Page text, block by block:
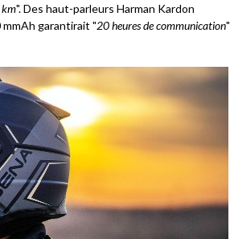
km". Des haut-parleurs Harman Kardon
garantirait "20 heures de communication"